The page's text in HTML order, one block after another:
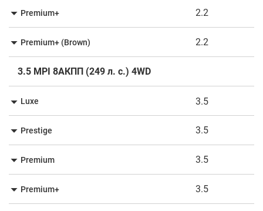
Premium+ 2.2
Premium+ (Brown) 2.2
3.5 MPI 8АКПП (249 л. c.) 4WD
Luxe 3.5
Prestige 3.5
Premium 3.5
Premium+ 3.5